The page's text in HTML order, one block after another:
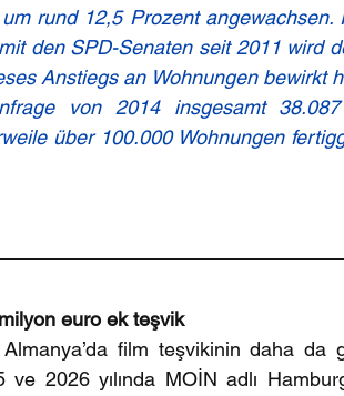
rund 12,5 Prozent angewachsen.
den SPD-Senaten seit 2011 wird
Anstiegs an Wohnungen bewirkt
von 2014 insgesamt 38.087
über 100.000 Wohnungen
euro ek teşvik
film teşvikinin daha da
2026 yılında MOİN adlı